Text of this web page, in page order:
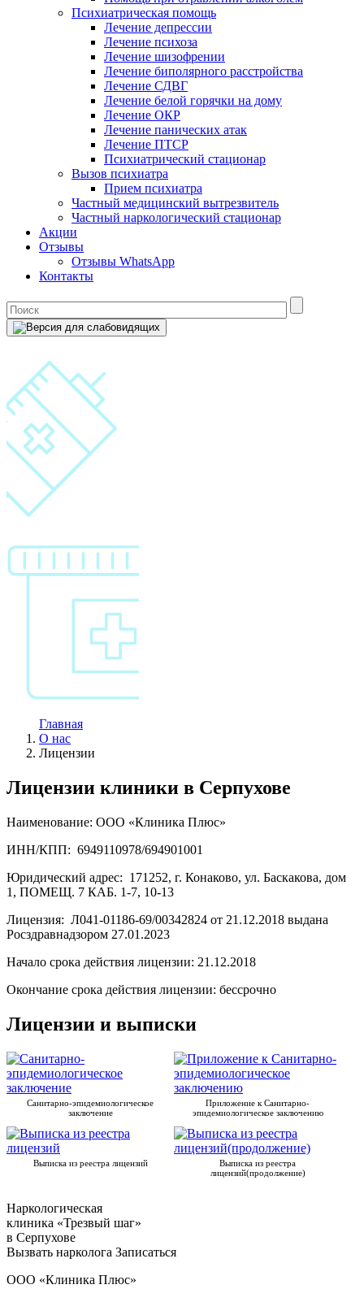
Психиатрическая помощь
Лечение депрессии
Лечение психоза
Лечение шизофрении
Лечение биполярного расстройства
Лечение СДВГ
Лечение белой горячки на дому
Лечение ОКР
Лечение панических атак
Лечение ПТСР
Психиатрический стационар
Вызов психиатра
Прием психиатра
Частный медицинский вытрезвитель
Частный наркологический стационар
Акции
Отзывы
Отзывы WhatsApp
Контакты
Главная
О нас
Лицензии
Лицензии клиники в Серпухове
Наименование: ООО «Клиника Плюс»
ИНН/КПП: 6949110978/694901001
Юридический адрес: 171252, г. Конаково, ул. Баскакова, дом
1, ПОМЕЩ. 7 КАБ. 1-7, 10-13
Лицензия: Л041-01186-69/00342824 от 21.12.2018 выдана
Росздравнадзором 27.01.2023
Начало срока действия лицензии: 21.12.2018
Окончание срока действия лицензии: бессрочно
Лицензии и выписки
Санитарно-эпидемиологическое
заключение
Приложение к Санитарно-
эпидемиологическое заключению
Выписка из реестра лицензий
Выписка из реестра
лицензий(продолжение)
Наркологическая
клиника «Трезвый шаг»
в Серпухове
Вызвать нарколога Записаться
ООО «Клиника Плюс»